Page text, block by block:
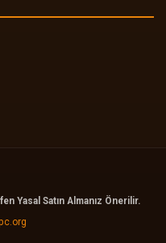
Yasal Satın Almanız Önerilir.